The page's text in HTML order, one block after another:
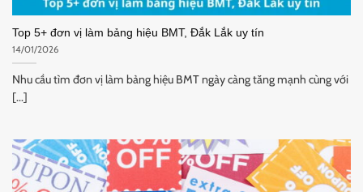
Top 5+ đơn vị làm bảng hiệu BMT, Đắk Lắk uy tín
14/01/2026
Nhu cầu tìm đơn vị làm bảng hiệu BMT ngày càng tăng mạnh cùng với
[...]